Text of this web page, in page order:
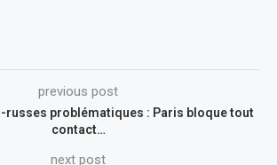
previous post
russes problématiques : Paris bloque tout
contact…
next post